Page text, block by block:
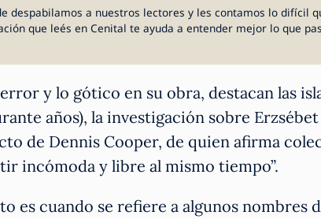
despabilamos a nuestros lectores y les contamos lo difícil
que leés en Cenital te ayuda a entender mejor lo que
y lo gótico en su obra, destacan las
años), la investigación sobre
de Dennis Cooper, de quien afirma
incómoda y libre al mismo tiempo”.
cuando se refiere a algunos nombres